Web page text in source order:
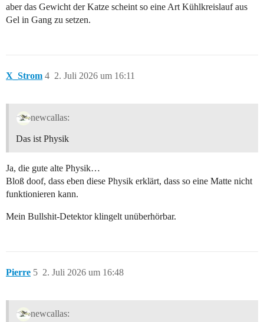
aber das Gewicht der Katze scheint so eine Art Kühlkreislauf aus
Gel in Gang zu setzen.
X_Strom 2. Juli 2026 um 16:11
4
newcallas:
Das ist Physik
Ja, die gute alte Physik…
Bloß doof, dass eben diese Physik erklärt, dass so eine Matte nicht
funktionieren kann.
Mein Bullshit-Detektor klingelt unüberhörbar.
Pierre 2. Juli 2026 um 16:48
5
newcallas: